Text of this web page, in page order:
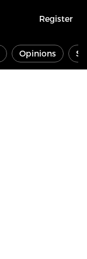
Register
Opinions